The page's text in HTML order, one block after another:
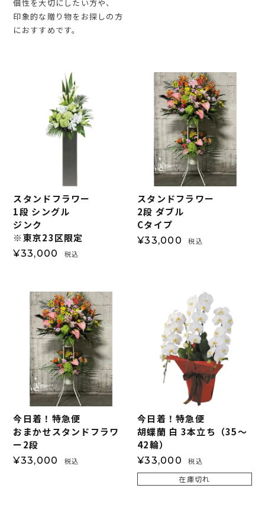
個性を大切にしたい方や、
印象的な贈り物をお探しの方
におすすめです。
スタンドフラワー
1段 シングル
ジンク
※東京23区限定
¥33,000 税込
スタンドフラワー
2段 ダブル
Cタイプ
¥33,000 税込
今日着！特急便
おまかせスタンドフラワ
ー2段
¥33,000 税込
今日着！特急便
胡蝶蘭 白 3本立ち（35～
42輪）
¥33,000 税込
在庫切れ